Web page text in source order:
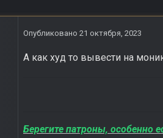
Опубликовано 21 октября, 2023
А как худ то вывести на
Берегите патроны, особенно